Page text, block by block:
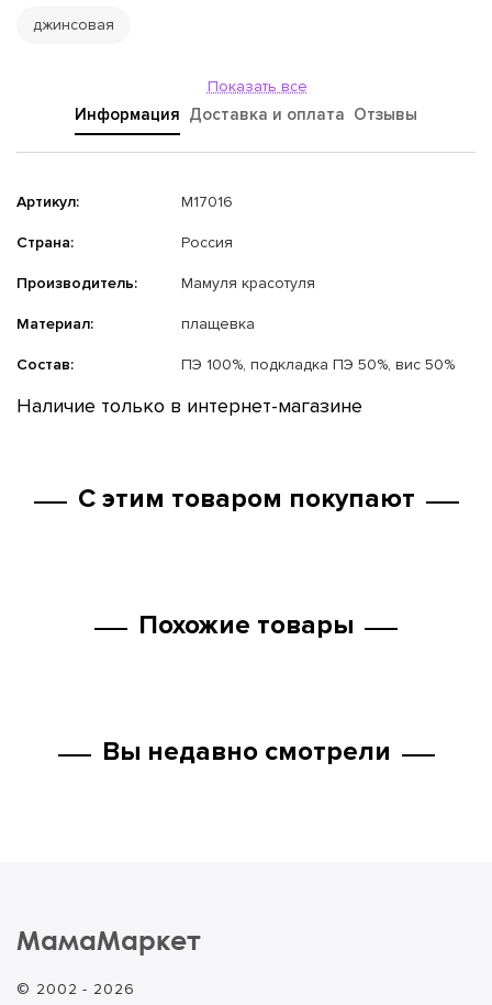
джинсовая
Показать все
Информация Доставка и оплата Отзывы
Артикул: M17016
Страна: Россия
Производитель: Мамуля красотуля
Материал: плащевка
Состав: ПЭ 100%, подкладка ПЭ 50%, вис 50%
Наличие только в интернет-магазине
С этим товаром покупают
Похожие товары
Вы недавно смотрели
МамаМаркет
© 2002 - 2026